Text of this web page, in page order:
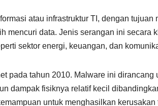
atau infrastruktur TI, dengan tujuan
mencuri data. Jenis serangan ini secara
sektor energi, keuangan, dan
pada tahun 2010. Malware ini dirancang
dampak fisiknya relatif kecil
untuk menghasilkan